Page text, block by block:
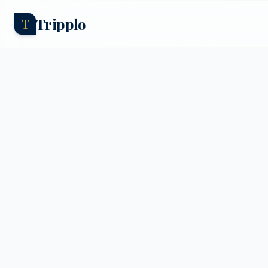
T Tripplo